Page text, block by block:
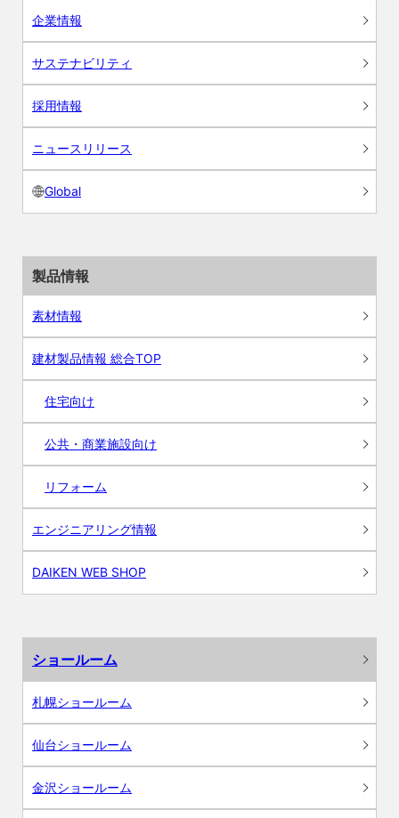
企業情報
サステナビリティ
採用情報
ニュースリリース
Global
製品情報
素材情報
建材製品情報 総合TOP
住宅向け
公共・商業施設向け
リフォーム
エンジニアリング情報
DAIKEN WEB SHOP
ショールーム
札幌ショールーム
仙台ショールーム
金沢ショールーム